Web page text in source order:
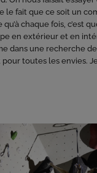
le fait que ce soit un
chaque fois, c’est
en extérieur et en
dans une recherche de
toutes les envies.